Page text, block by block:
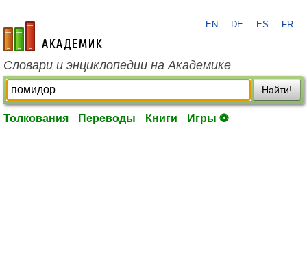
academic.ru
EN DE ES FR
Словари и энциклопедии на Академике
Найти!
Толкования Переводы Книги Игры ⚽